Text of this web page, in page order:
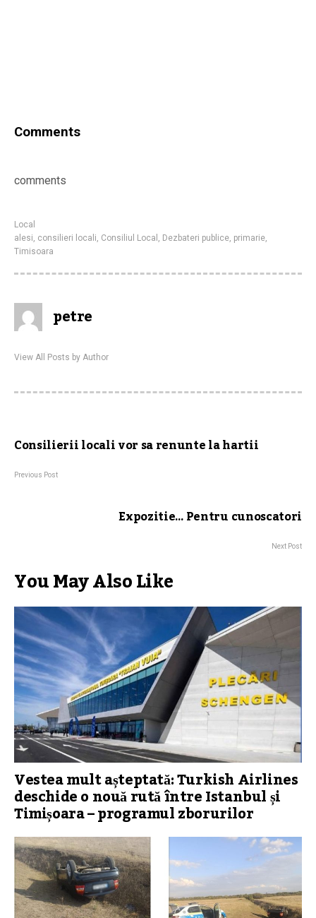
Comments
comments
Local
alesi, consilieri locali, Consiliul Local , Dezbateri publice, primarie,
Timisoara
petre
View All Posts by Author
Consilierii locali vor sa renunte la hartii
Previous Post
Expozitie… Pentru cunoscatori
Next Post
You May Also Like
Vestea mult așteptată: Turkish Airlines
deschide o nouă rută între Istanbul și
Timișoara – programul zborurilor